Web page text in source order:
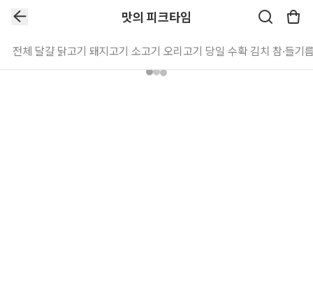
맛의 피크타임
전체 달걀 닭고기 돼지고기 소고기 오리고기 당일 수확 김치 참·들기